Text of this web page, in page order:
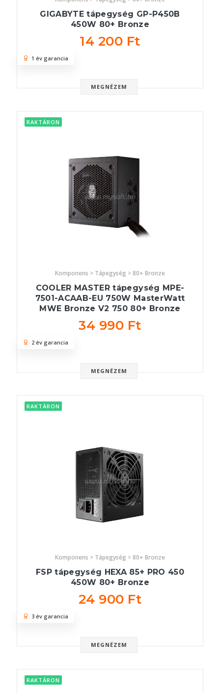
GIGABYTE tápegység GP-P450B
450W 80+ Bronze
14 200 Ft
MEGNÉZEM
1 év garancia
RAKTÁRON
Komponens > Tápegység > 80+ Bronze
COOLER MASTER tápegység MPE-
7501-ACAAB-EU 750W MasterWatt
MWE Bronze V2 750 80+ Bronze
34 990 Ft
MEGNÉZEM
2 év garancia
RAKTÁRON
Komponens > Tápegység > 80+ Bronze
FSP tápegység HEXA 85+ PRO 450
450W 80+ Bronze
24 900 Ft
MEGNÉZEM
3 év garancia
RAKTÁRON